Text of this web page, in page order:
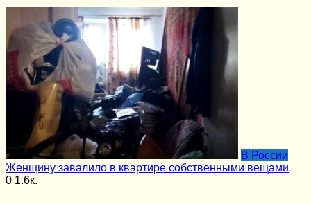
В России
Женщину завалило в квартире собственными вещами
0 1.6к.